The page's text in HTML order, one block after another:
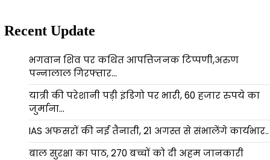
Recent Update
भगवान शिव पर कथित आपत्तिजनक टिप्पणी,अरुण
पन्नालाल गिरफ्तार…
यात्री की परेशानी पड़ी इंडिगो पर भारी, 60 हजार रुपये का
जुर्माना…
IAS अफसरों की नई तैनाती, 21 अगस्त से संभालेंगे कार्यभार..
बाल सुरक्षा का पाठ, 270 बच्चों को दी अहम जानकारी